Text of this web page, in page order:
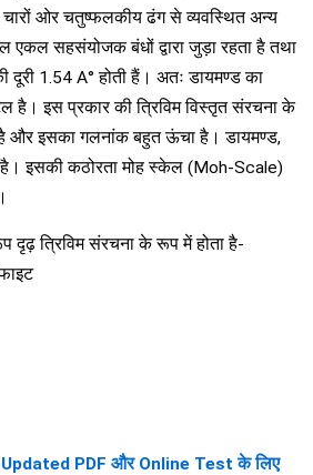
ओर चतुष्फलकीय ढंग से व्यवस्थित अन्य
एकल सहसंयोजक बंधों द्वारा जुड़ा रहता है तथा
दूरी 1.54 A° होती हैं। अतः डायमण्ड का
है। इस प्रकार की त्रिविम विस्तृत संरचना के
और इसका गलनांक बहुत ऊंचा है। डायमण्ड,
है। इसकी कठोरता मोह स्केल (Moh-Scale)
दृढ़ त्रिविम संरचना के रूप में होता है-
PDF और Online Test के लिए